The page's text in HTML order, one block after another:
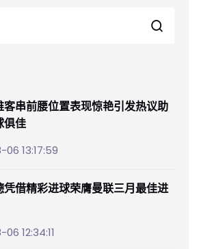
客串前腰位置表现惊艳引发热议助
俱佳
13:17:59
凭借精彩进球荣膺曼联三月最佳进
12:34:11